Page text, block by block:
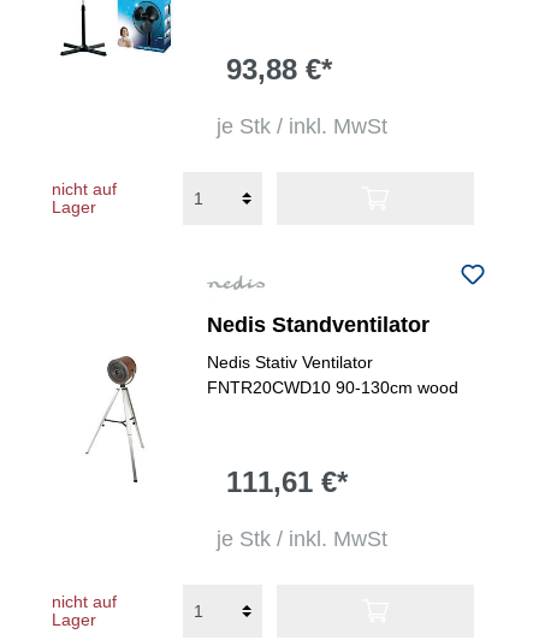
93,88 €*
je Stk / inkl. MwSt
nicht auf
Lager
Nedis Standventilator
Nedis Stativ Ventilator
FNTR20CWD10 90-130cm wood
111,61 €*
je Stk / inkl. MwSt
nicht auf
Lager